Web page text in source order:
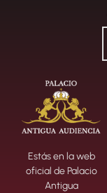
Estás en la web
oficial de Palacio
Antigua